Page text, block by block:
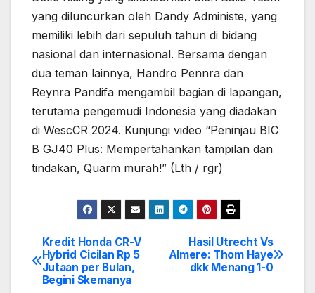
yang diluncurkan oleh Dandy Administe, yang
memiliki lebih dari sepuluh tahun di bidang
nasional dan internasional. Bersama dengan
dua teman lainnya, Handro Pennra dan
Reynra Pandifa mengambil bagian di lapangan,
terutama pengemudi Indonesia yang diadakan
di WescCR 2024. Kunjungi video “Peninjau BIC
B GJ40 Plus: Mempertahankan tampilan dan
tindakan, Quarm murah!” (Lth / rgr)
Post
navigation
Hasil Utrecht Vs
Almere: Thom Haye
dkk Menang 1-0
Kredit Honda CR-V
Hybrid Cicilan Rp 5
Jutaan per Bulan,
Begini Skemanya